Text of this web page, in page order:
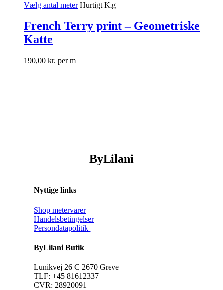
Vælg antal meter Hurtigt Kig
French Terry print – Geometriske
Katte
190,00 kr. per m
ByLilani
Nyttige links
Shop metervarer
Handelsbetingelser
Persondatapolitik
ByLilani Butik
Lunikvej 26 C 2670 Greve
TLF: +45 81612337
CVR: 28920091